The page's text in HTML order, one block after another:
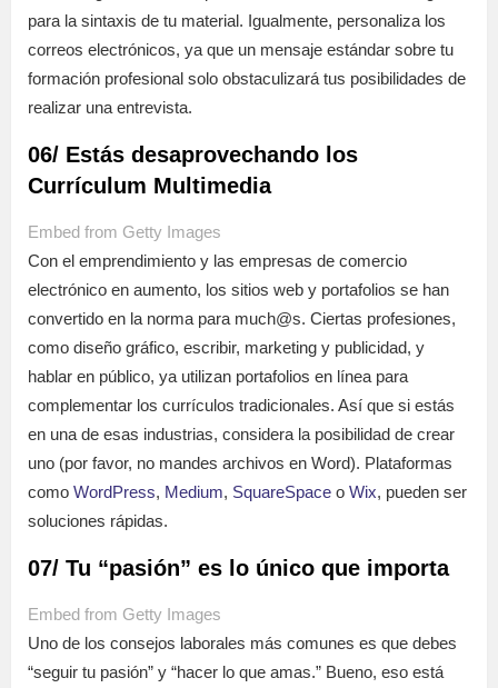
para la sintaxis de tu material. Igualmente, personaliza los
correos electrónicos, ya que un mensaje estándar sobre tu
formación profesional solo obstaculizará tus posibilidades de
realizar una entrevista.
06/ Estás desaprovechando los
Currículum Multimedia
Embed from Getty Images
Con el emprendimiento y las empresas de comercio
electrónico en aumento, los sitios web y portafolios se han
convertido en la norma para much@s. Ciertas profesiones,
como diseño gráfico, escribir, marketing y publicidad, y
hablar en público, ya utilizan portafolios en línea para
complementar los currículos tradicionales. Así que si estás
en una de esas industrias, considera la posibilidad de crear
uno (por favor, no mandes archivos en Word). Plataformas
como WordPress, Medium, SquareSpace o Wix, pueden ser
soluciones rápidas.
07/ Tu “pasión” es lo único que importa
Embed from Getty Images
Uno de los consejos laborales más comunes es que debes
“seguir tu pasión” y “hacer lo que amas.” Bueno, eso está